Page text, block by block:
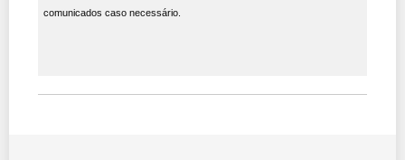
comunicados caso necessário.